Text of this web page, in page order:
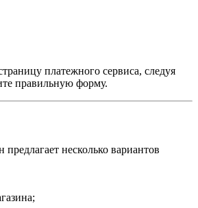
платежного сервиса, следуя
правильную форму.
несколько вариантов